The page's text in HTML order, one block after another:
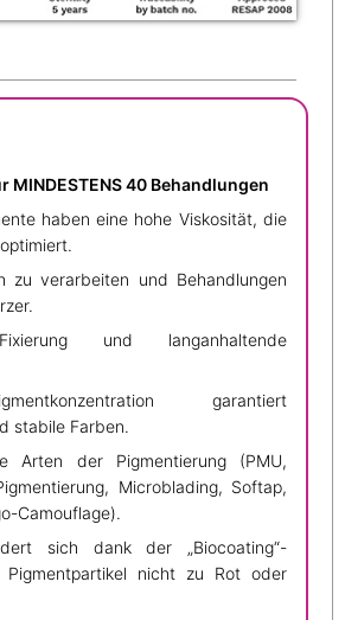
MINDESTENS 40 Behandlungen
haben eine hohe Viskosität, die
zu verarbeiten und Behandlungen
und langanhaltende
garantiert
stabile Farben.
Arten der Pigmentierung (PMU,
Microblading, Softap,
Camouflage).
sich dank der „Biocoating“-
Pigmentpartikel nicht zu Rot oder